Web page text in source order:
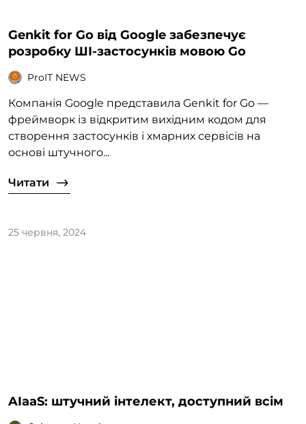
Genkit for Go від Google забезпечує
розробку ШІ-застосунків мовою Go
ProIT NEWS
Компанія Google представила Genkit for Go —
фреймворк із відкритим вихідним кодом для
створення застосунків і хмарних сервісів на
основі штучного...
Читати
25 червня, 2024
AIaaS: штучний інтелект, доступний всім